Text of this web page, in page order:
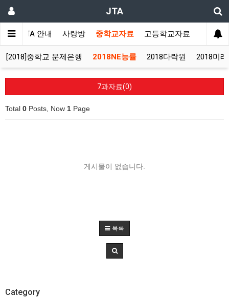
JTA
JTA 안내 사랑방 중학교자료 고등학교자료 멀티자
[2018]중학교 문제은행 2018NE능률 2018다락원 2018미
7과자료(0)
Total 0 Posts, Now 1 Page
게시물이 없습니다.
목록
Category